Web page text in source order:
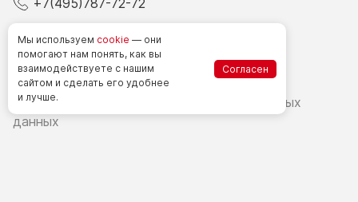
+7(495)787-72-72
Счетчики посетителей в РФ
Политика в области обработки персональных
данных
Мы используем cookie — они
помогают нам понять, как вы
взаимодействуете с нашим
сайтом и сделать его удобнее
и лучше.
Согласен